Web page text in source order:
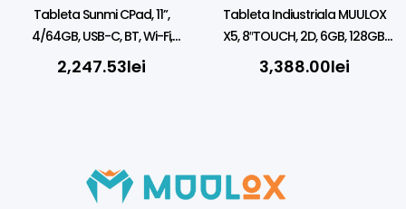
Tableta Sunmi CPad, 11”,
4/64GB, USB-C, BT, Wi-Fi,
Android GMS-EDLA
2,247.53lei
Tableta Indiustriala MUULOX
X5, 8″TOUCH, 2D, 6GB, 128GB,
WINDOWS 10/11
3,388.00lei